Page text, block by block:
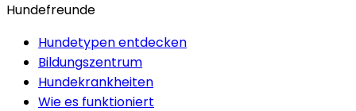
Hundefreunde
Hundetypen entdecken
Bildungszentrum
Hundekrankheiten
Wie es funktioniert